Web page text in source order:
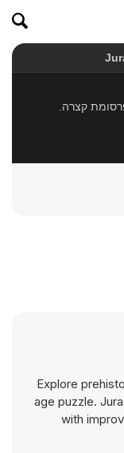
Explore
age puzzle.
with